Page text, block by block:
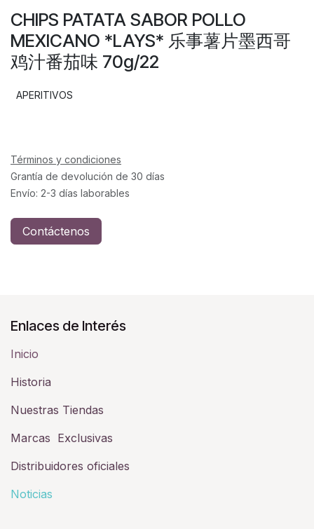
CHIPS PATATA SABOR POLLO
MEXICANO *LAYS* 乐事薯片墨西哥
鸡汁番茄味 70g/22
APERITIVOS
Términos y condiciones
Grantía de devolución de 30 días
Envío: 2-3 días laborables
Contáctenos
Enlaces de Interés
Inicio
Historia​
Nuestras Tiendas
Marcas Exclusivas
Distribuidores oficiales
Noticias